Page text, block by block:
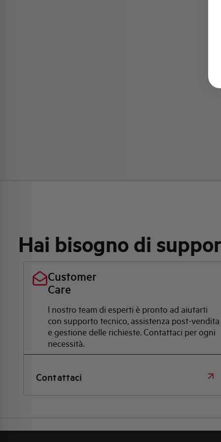
Hai bisogno di
Customer
Care
l nostro team di esperti è pronto ad aiutarti
con supporto tecnico, assistenza post-vendita
e gestione delle richieste. Contattaci per ogni
necessità.
Contattaci